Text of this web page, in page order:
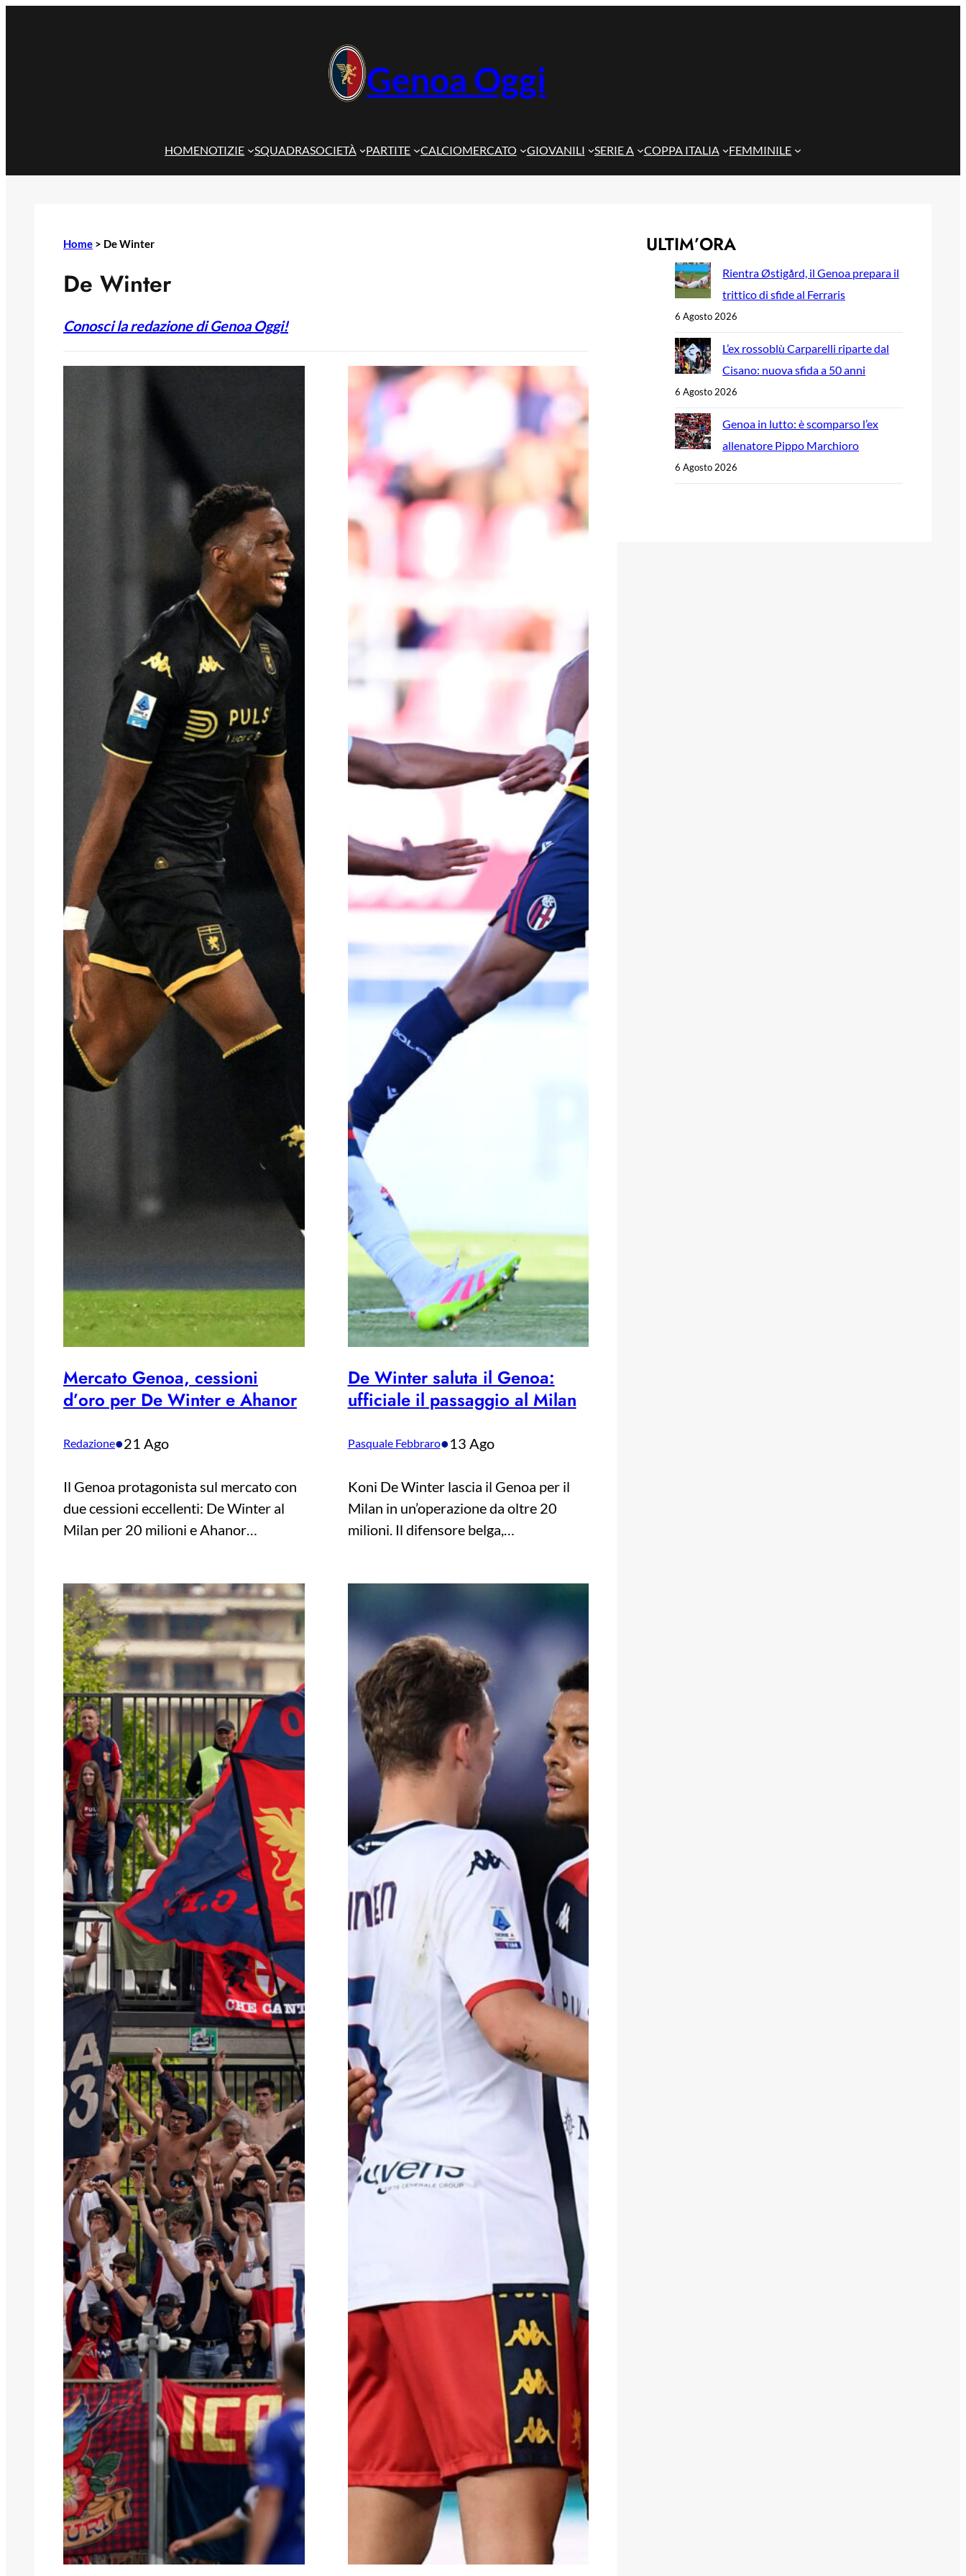
Genoa Oggi
HOMENOTIZIE SQUADRASOCIETÀ PARTITE CALCIOMERCATO GIOVANILI SERIE A COPPA ITALIA FEMMINILE
Home > De Winter
De Winter
Conosci la redazione di Genoa Oggi!
Mercato Genoa, cessioni
d’oro per De Winter e Ahanor
Redazione•21 Ago
Il Genoa protagonista sul mercato con
due cessioni eccellenti: De Winter al
Milan per 20 milioni e Ahanor…
De Winter saluta il Genoa:
ufficiale il passaggio al Milan
Pasquale Febbraro•13 Ago
Koni De Winter lascia il Genoa per il
Milan in un’operazione da oltre 20
milioni. Il difensore belga,…
ULTIM’ORA
Rientra Østigård, il Genoa prepara il
trittico di sfide al Ferraris
6 Agosto 2026
L’ex rossoblù Carparelli riparte dal
Cisano: nuova sfida a 50 anni
6 Agosto 2026
Genoa in lutto: è scomparso l’ex
allenatore Pippo Marchioro
6 Agosto 2026